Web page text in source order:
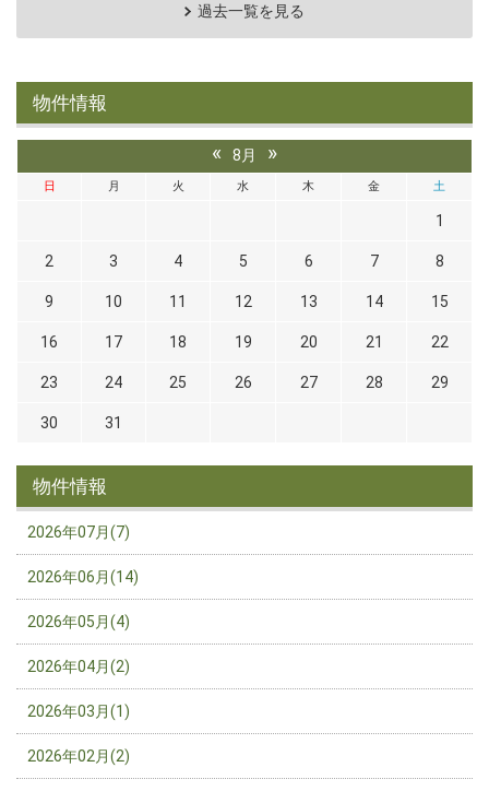
過去一覧を見る
物件情報
« 8月 »
日 月 火 水 木 金 土
1
2 3 4 5 6 7 8
9 10 11 12 13 14 15
16 17 18 19 20 21 22
23 24 25 26 27 28 29
30 31
物件情報
2026年07月(7)
2026年06月(14)
2026年05月(4)
2026年04月(2)
2026年03月(1)
2026年02月(2)